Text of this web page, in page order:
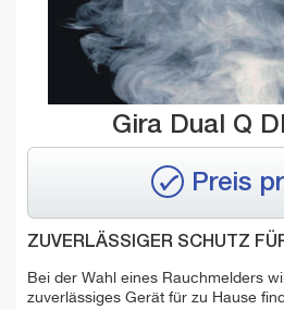
Gira Dual Q
Preis
ZUVERLÄSSIGER SCHUTZ
Bei der Wahl eines Rauchmelders
zuverlässiges Gerät für zu Hause